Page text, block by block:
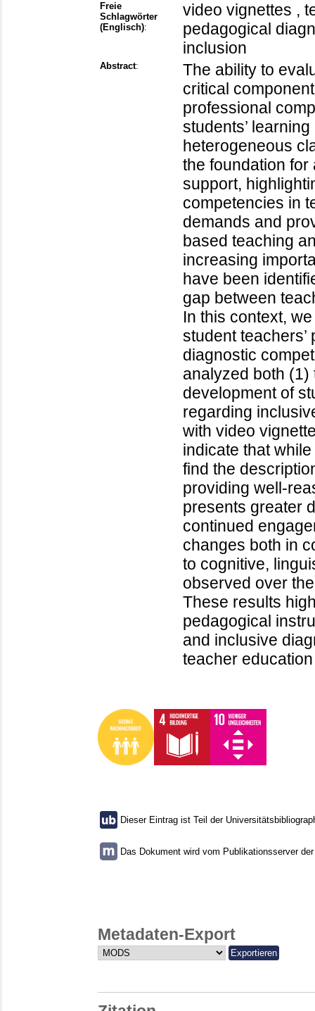
Freie
Schlagwörter
(Englisch):
video vignettes ,
pedagogical
inclusion
Abstract:
The ability to
critical
professional
students’
heterogeneous
the foundation
support,
competencies in
demands and
based teaching
increasing
have been
gap between
In this context,
student
diagnostic
analyzed both
development of
regarding
with video
indicate that
find the
providing well-
presents greater
continued
changes both in
to cognitive,
observed over
These results
pedagogical
and inclusive
teacher
Dieser Eintrag ist Teil der
Das Dokument wird vom Publikationsserver
Metadaten-Export